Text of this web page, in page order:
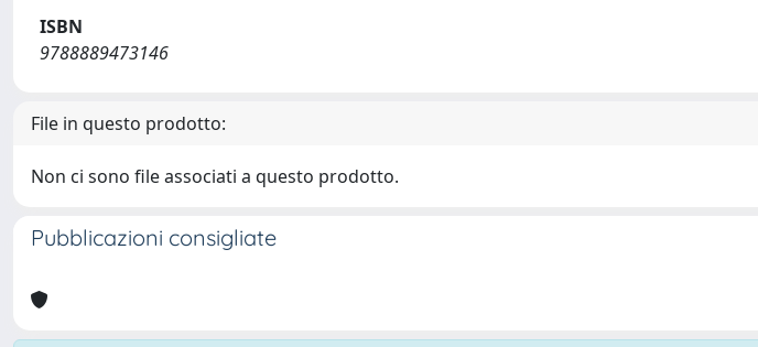
ISBN
9788889473146
File in questo prodotto:
Non ci sono file associati a questo prodotto.
Pubblicazioni consigliate